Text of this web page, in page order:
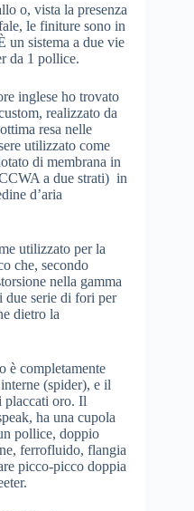
o, vista la presenza
le finiture sono in
un sistema a due vie
da 1 pollice.
inglese ho trovato
realizzato da
resa nelle
utilizzato come
di membrana in
a due strati) in
d’aria
utilizzato per la
che, secondo
nella gamma
due serie di fori per
dietro la
è completamente
(spider), e il
placcati oro. Il
ha una cupola
pollice, doppio
ferrofluido, flangia
picco-picco doppia